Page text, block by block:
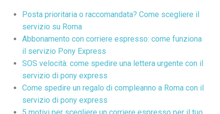
Posta prioritaria o raccomandata? Come scegliere il
servizio su Roma
Abbonamento con corriere espresso: come funziona
il servizio Pony Express
SOS velocità: come spedire una lettera urgente con il
servizio di pony express
Come spedire un regalo di compleanno a Roma con il
servizio di pony express